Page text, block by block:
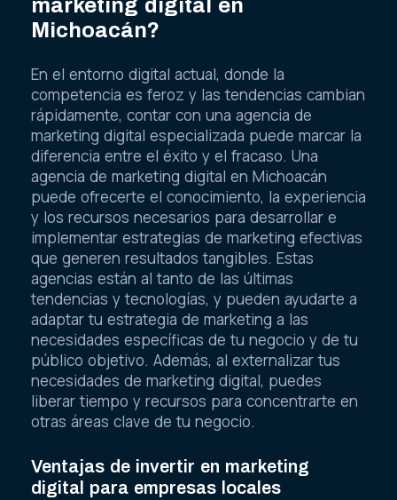
marketing digital en
Michoacán?
En el entorno digital actual, donde la
competencia es feroz y las tendencias cambian
rápidamente, contar con una agencia de
marketing digital especializada puede marcar la
diferencia entre el éxito y el fracaso. Una
agencia de marketing digital en Michoacán
puede ofrecerte el conocimiento, la experiencia
y los recursos necesarios para desarrollar e
implementar estrategias de marketing efectivas
que generen resultados tangibles. Estas
agencias están al tanto de las últimas
tendencias y tecnologías, y pueden ayudarte a
adaptar tu estrategia de marketing a las
necesidades específicas de tu negocio y de tu
público objetivo. Además, al externalizar tus
necesidades de marketing digital, puedes
liberar tiempo y recursos para concentrarte en
otras áreas clave de tu negocio.
Ventajas de invertir en marketing
digital para empresas locales